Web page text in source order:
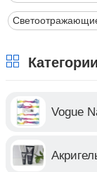
Категории
Vogue